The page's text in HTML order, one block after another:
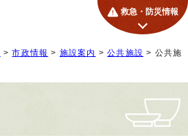
救急・防災情報
>市政情報 > 施設案内 >公共施設 > 公共施